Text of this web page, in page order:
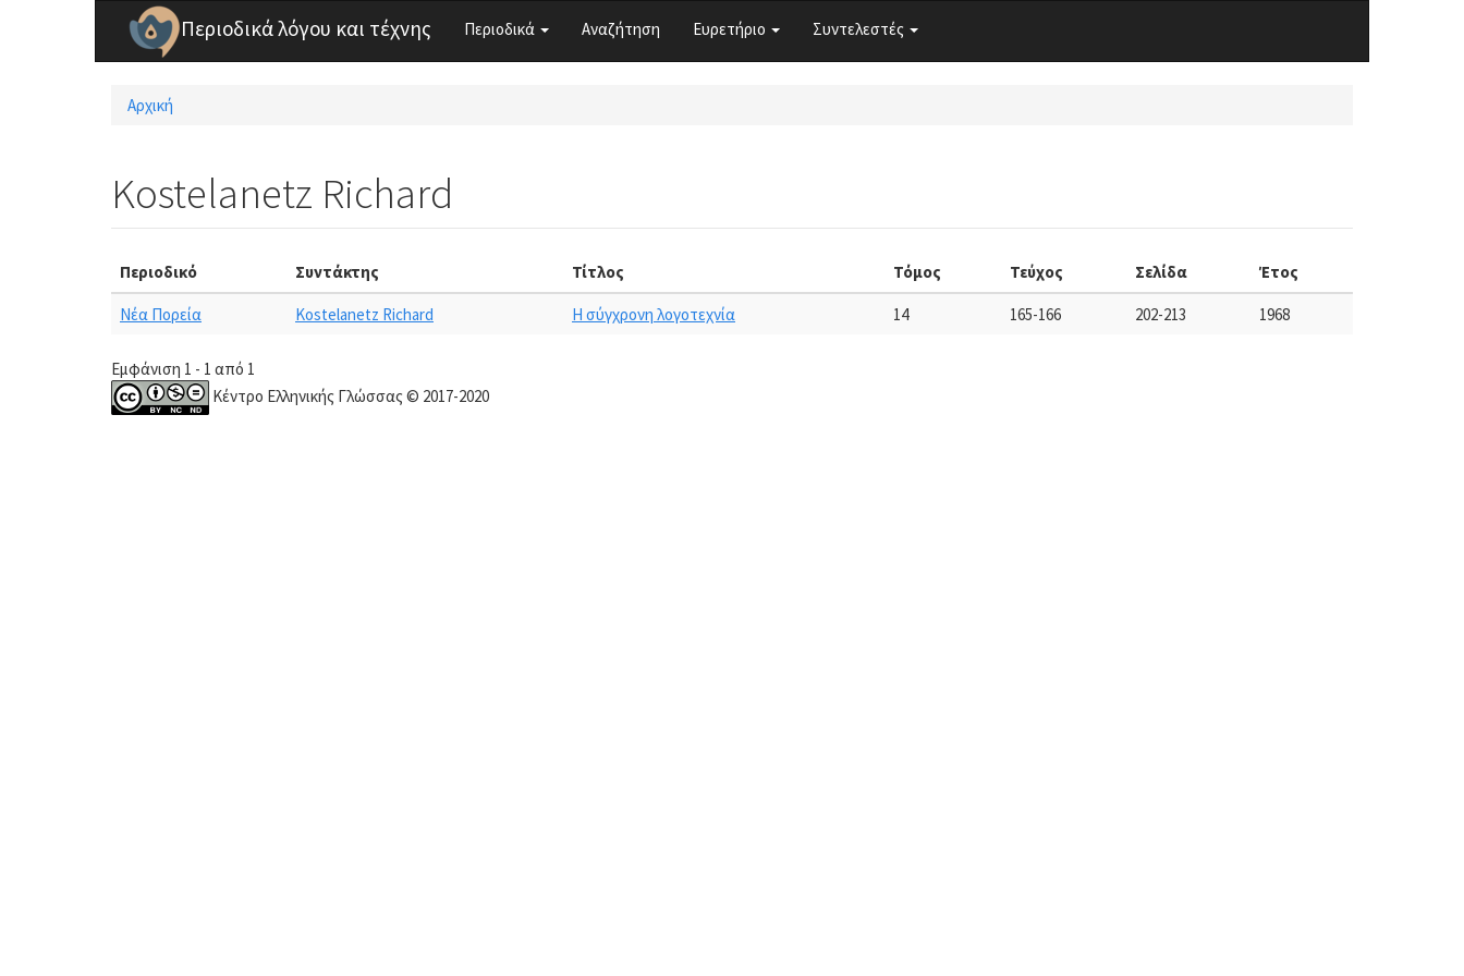
Παράκαμψη προς το κυρίως περιεχόμενο
Περιοδικά λόγου και τέχνης Περιοδικά Αναζήτηση Ευρετήριο Συντελεστές
Είστε εδώ
Αρχική
Kostelanetz Richard
Περιοδικό Συντάκτης Τίτλος Τόμος Τεύχος Σελίδα Έτος
Νέα Πορεία Kostelanetz Richard Η σύγχρονη λογοτεχνία 14 165-166 202-213 1968
Εμφάνιση 1 - 1 από 1
Κέντρο Ελληνικής Γλώσσας © 2017-2020